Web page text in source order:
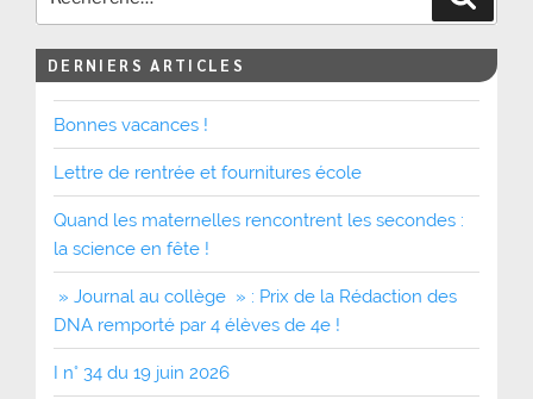
DERNIERS ARTICLES
Bonnes vacances !
Lettre de rentrée et fournitures école
Quand les maternelles rencontrent les secondes :
la science en fête !
» Journal au collège » : Prix de la Rédaction des
DNA remporté par 4 élèves de 4e !
I n° 34 du 19 juin 2026